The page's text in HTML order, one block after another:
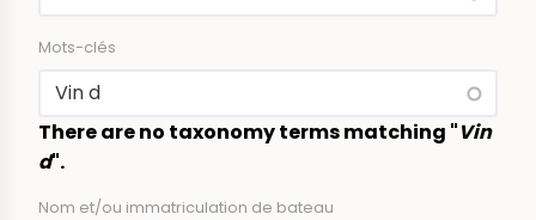
Mots-clés
There are no taxonomy terms matching "Vin
d".
Nom et/ou immatriculation de bateau